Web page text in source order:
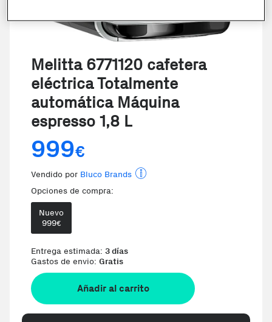
Melitta 6771120 cafetera
eléctrica Totalmente
automática Máquina
espresso 1,8 L
999€
Vendido por Bluco Brands
Opciones de compra:
Nuevo
999€
Entrega estimada: 3 días
Gastos de envio: Gratis
Añadir al carrito